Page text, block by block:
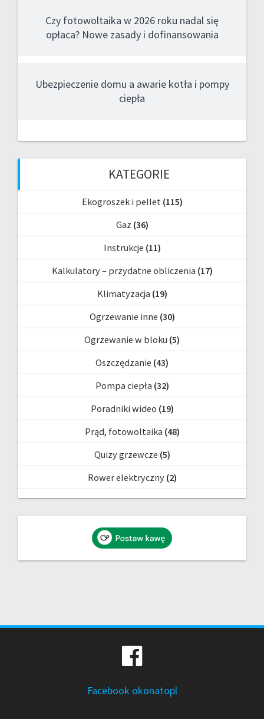
Czy fotowoltaika w 2026 roku nadal się
opłaca? Nowe zasady i dofinansowania
Ubezpieczenie domu a awarie kotła i pompy
ciepła
KATEGORIE
Ekogroszek i pellet(115)
Gaz (36)
Instrukcje (11)
Kalkulatory – przydatne obliczenia (17)
Klimatyzacja (19)
Ogrzewanie inne (30)
Ogrzewanie w bloku (5)
Oszczędzanie (43)
Pompa ciepła (32)
Poradniki wideo (19)
Prąd, fotowoltaika (48)
Quizy grzewcze (5)
Rower elektryczny(2)
Facebook okonatopl